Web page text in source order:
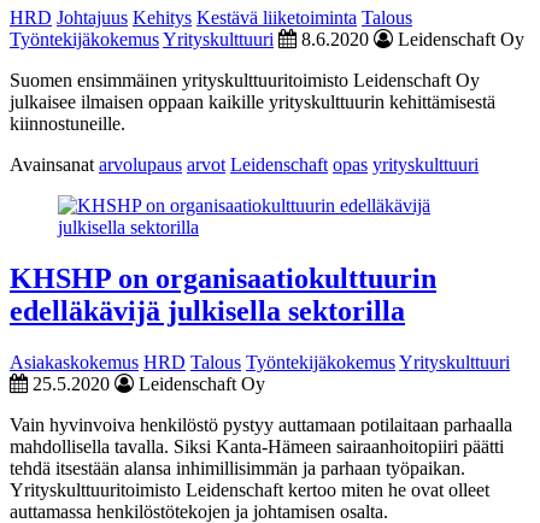
HRD Johtajuus Kehitys Kestävä liiketoiminta Talous
TyöntekijäkokemusYrityskulttuuri 8.6.2020
Leidenschaft Oy
Suomen ensimmäinen yrityskulttuuritoimisto Leidenschaft Oy
julkaisee ilmaisen oppaan kaikille yrityskulttuurin kehittämisestä
kiinnostuneille.
Avainsanat arvolupaus arvot Leidenschaft opas yrityskulttuuri
KHSHP on organisaatiokulttuurin
edelläkävijä julkisella sektorilla
Asiakaskokemus HRD Talous TyöntekijäkokemusYrityskulttuuri
25.5.2020
Leidenschaft Oy
Vain hyvinvoiva henkilöstö pystyy auttamaan potilaitaan parhaalla
mahdollisella tavalla. Siksi Kanta-Hämeen sairaanhoitopiiri päätti
tehdä itsestään alansa inhimillisimmän ja parhaan työpaikan.
Yrityskulttuuritoimisto Leidenschaft kertoo miten he ovat olleet
auttamassa henkilöstötekojen ja johtamisen osalta.